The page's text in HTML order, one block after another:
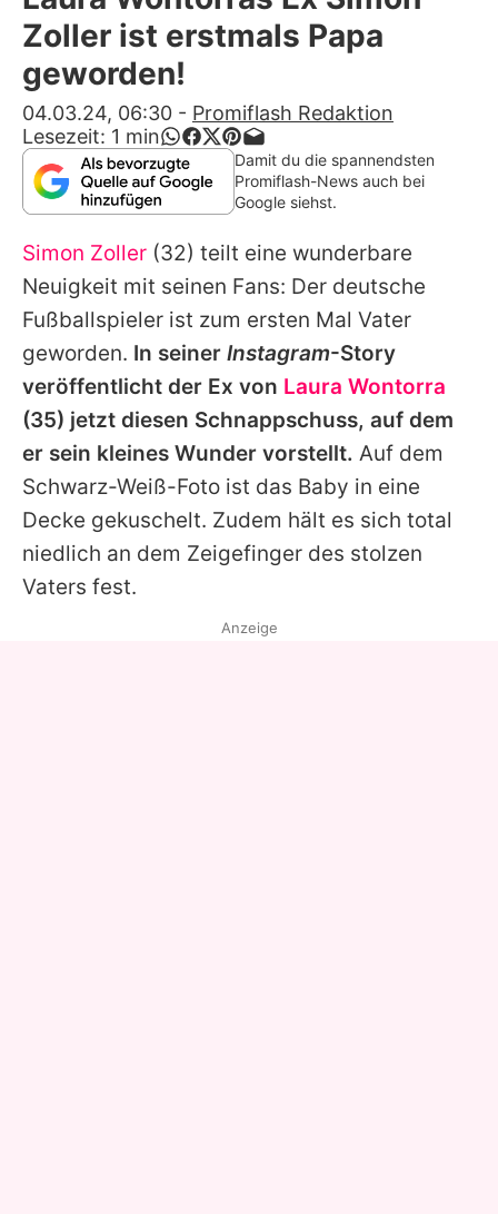
Alle Themen auf Promiflash
App runterladen
Team
Redaktionelle Richtlinien
Impressum
Datenschutzerklärung
Nutzungsbedingungen
Utiq verwalten
Zoller ist erstmals Papa
geworden!
04.03.24, 06:30 - Promiflash Redaktion
Lesezeit: 1 min
Damit du die spannendsten
Promiflash-News auch bei
Google siehst.
Simon Zoller (32) teilt eine wunderbare
Neuigkeit mit seinen Fans: Der deutsche
Fußballspieler ist zum ersten Mal Vater
geworden. In seiner Instagram-Story
veröffentlicht der Ex von Laura Wontorra
(35) jetzt diesen Schnappschuss, auf dem
er sein kleines Wunder vorstellt. Auf dem
Schwarz-Weiß-Foto ist das Baby in eine
Decke gekuschelt. Zudem hält es sich total
niedlich an dem Zeigefinger des stolzen
Vaters fest.
Anzeige